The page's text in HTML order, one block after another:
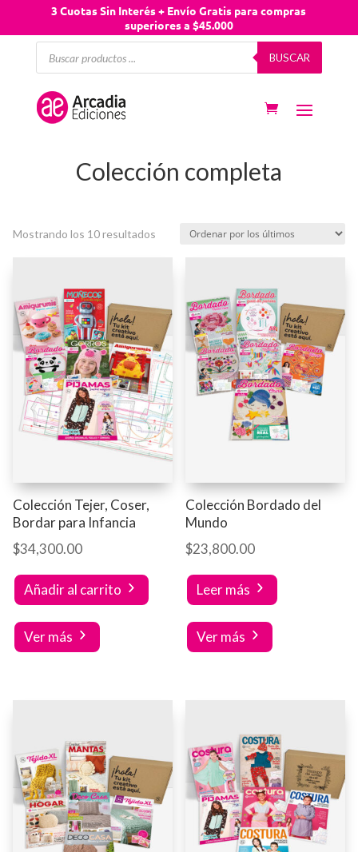
3 Cuotas Sin Interés + Envío Gratis para compras
superiores a $45.000
Búsqueda
productos
BUSCAR
Colección completa
Mostrando los 10 resultados
Colección Tejer, Coser,
Bordar para Infancia
$34,300.00
Añadir al carrito
Ver más
Colección Bordado del
Mundo
$23,800.00
Leer más
Ver más